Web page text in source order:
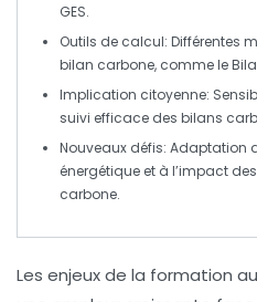
GES.
Outils de calcul: Différentes
bilan carbone, comme le
Implication citoyenne:
suivi efficace des bilans
Nouveaux défis: Adaptation
énergétique et à l’impact des
carbone.
Les enjeux de la formation au